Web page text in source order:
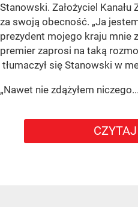
Stanowski. Założyciel Kanału
za swoją obecność. „Ja
prezydent mojego kraju mnie
premier zaprosi na taką
tłumaczył się Stanowski w
„Nawet nie zdążyłem niczego...